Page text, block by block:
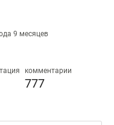
9 месяцев
комментарии
777